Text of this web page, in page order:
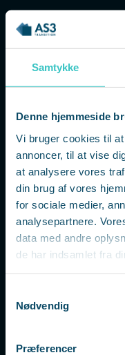
Samtykke
Denne hjemmeside
Vi bruger cookies til
annoncer, til at vise
at analysere vores
din brug af vores
for sociale medier,
analysepartnere.
data med andre
de har indsamlet fra
Nødvendig
Præferencer
Direktør &